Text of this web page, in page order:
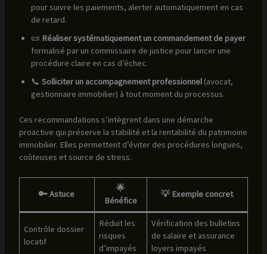
pour suivre les paiements, alerter automatiquement en cas
de retard.
📜 Réaliser systématiquement un commandement de payer
formalisé par un commissaire de justice pour lancer une
procédure claire en cas d’échec.
📞 Solliciter un accompagnement professionnel(avocat,
gestionnaire immobilier) à tout moment du processus.
Ces recommandations s’intègrent dans une démarche
proactive qui préserve la stabilité et la rentabilité du patrimoine
immobilier. Elles permettent d’éviter des procédures longues,
coûteuses et source de stress.
🔑 Astuce
🌟
Bénéfice
💡 Exemple concret
Contrôle dossier
locatif
Réduit les
risques
d’impayés
Vérification des bulletins
de salaire et assurance
loyers impayés